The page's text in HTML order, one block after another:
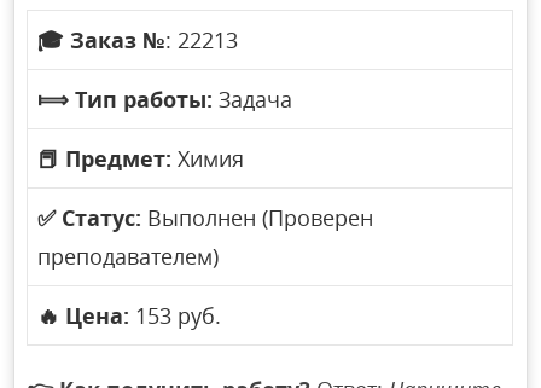
🎓 Заказ №: 22213
⟾ Тип работы: Задача
📕 Предмет: Химия
✅ Статус: Выполнен (Проверен
преподавателем)
🔥 Цена: 153 руб.